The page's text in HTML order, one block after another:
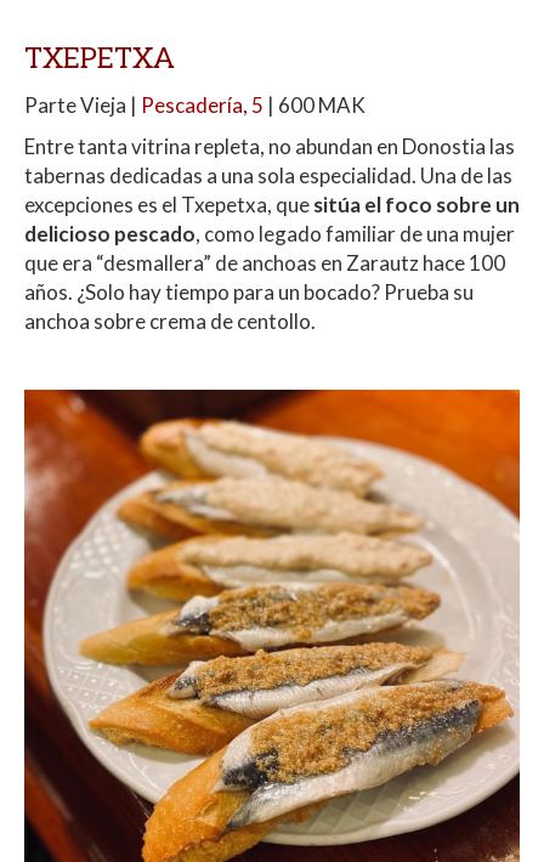
TXEPETXA
Parte Vieja | Pescadería, 5 | 600 MAK
Entre tanta vitrina repleta, no abundan en Donostia las
tabernas dedicadas a una sola especialidad. Una de las
excepciones es el Txepetxa, quesitúa el foco sobre un
delicioso pescado, como legado familiar de una mujer
que era “desmallera” de anchoas en Zarautz hace 100
años. ¿Solo hay tiempo para un bocado? Prueba su
anchoa sobre crema de centollo.